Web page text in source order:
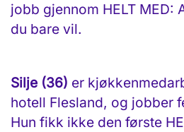
jobb gjennom HELT MED:
du bare vil.
Silje (36) er
hotell Flesland, og jobber
Hun fikk ikke den første